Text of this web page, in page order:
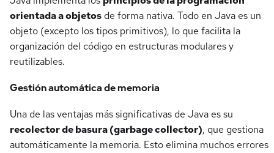
orientada a objetos de forma nativa. Todo en Java es un
objeto (excepto los tipos primitivos), lo que facilita la
organización del código en estructuras modulares y
reutilizables.
Gestión automática de memoria
Una de las ventajas más significativas de Java es su
recolector de basura (garbage collector), que gestiona
automáticamente la memoria. Esto elimina muchos errores